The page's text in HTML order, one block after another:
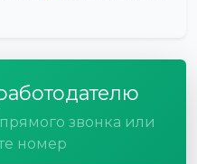
звонка или
номер